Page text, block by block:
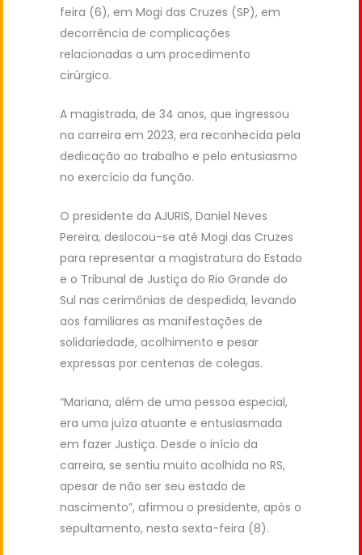
feira (6), em Mogi das Cruzes (SP), em
decorrência de complicações
relacionadas a um procedimento
cirúrgico.
A magistrada, de 34 anos, que ingressou
na carreira em 2023, era reconhecida pela
dedicação ao trabalho e pelo entusiasmo
no exercício da função.
O presidente da AJURIS, Daniel Neves
Pereira, deslocou-se até Mogi das Cruzes
para representar a magistratura do Estado
e o Tribunal de Justiça do Rio Grande do
Sul nas cerimônias de despedida, levando
aos familiares as manifestações de
solidariedade, acolhimento e pesar
expressas por centenas de colegas.
“Mariana, além de uma pessoa especial,
era uma juíza atuante e entusiasmada
em fazer Justiça. Desde o início da
carreira, se sentiu muito acolhida no RS,
apesar de não ser seu estado de
nascimento”, afirmou o presidente, após o
sepultamento, nesta sexta-feira (8).